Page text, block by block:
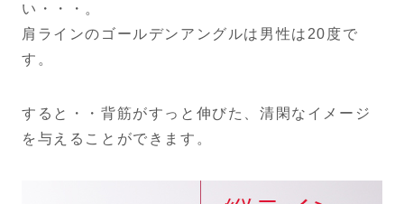
い・・・。
肩ラインのゴールデンアングルは男性は20度で
す。
すると・・背筋がすっと伸びた、清閑なイメージ
を与えることができます。